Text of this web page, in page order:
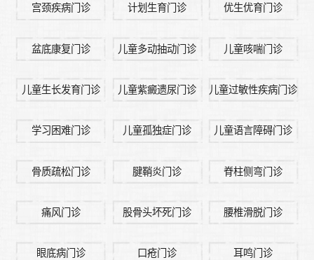
宫颈疾病门诊 计划生育门诊 优生优育门诊
盆底康复门诊 儿童多动抽动门诊 儿童咳喘门诊
儿童生长发育门诊 儿童紫癜遗尿门诊 儿童过敏性疾病门诊
学习困难门诊 儿童孤独症门诊 儿童语言障碍门诊
骨质疏松门诊 腱鞘炎门诊 脊柱侧弯门诊
痛风门诊 股骨头坏死门诊 腰椎滑脱门诊
眼底病门诊 口疮门诊 耳鸣门诊